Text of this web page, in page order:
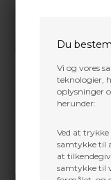
Du
Vi og vores
teknologier,
oplysninger
herunder:
Ved at
samtykke til
at
samtykke til
Vi gør vores bedste for at